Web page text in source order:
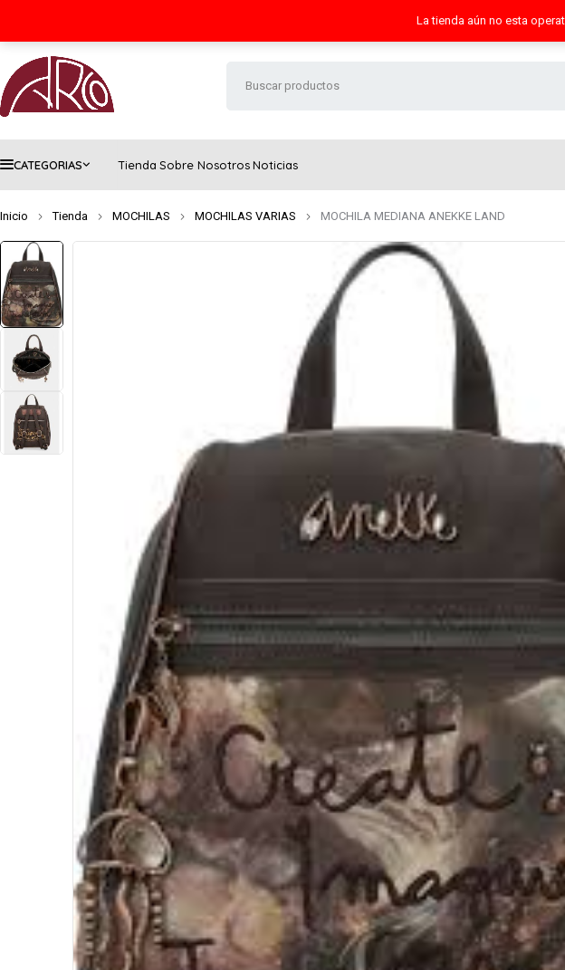
La tienda aún no esta
CATEGORIAS Tienda Sobre NosotrosNoticias
Inicio Tienda MOCHILAS MOCHILAS VARIAS MOCHILA MEDIANA ANEKKE LAND